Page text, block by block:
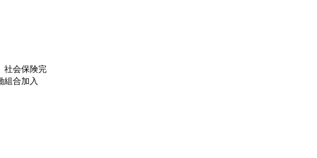
社会保険完
組合加入